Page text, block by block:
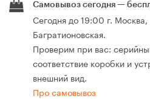
Самовывоз сегодня —
Сегодня до 19:00 г.
Багратионовская.
Проверим при вас:
соответствие коробки и
внешний вид.
Про самовывоз